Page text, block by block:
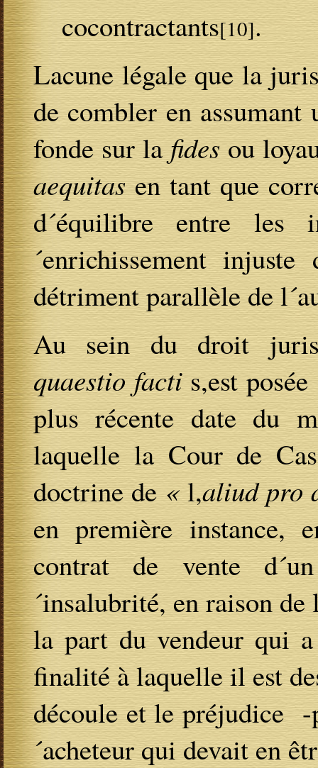
cocontractants[10].
Lacune légale que la
de combler en
fonde sur lafidesou
aequitasen tant que
d´équilibre entre
´enrichissement
détriment parallèle de
Au sein du droit
quaestio facti s,est
plus récente date du
laquelle la Cour de
doctrine de«l,aliud pro
en première instance,
contrat de vente
´insalubrité, en raison
la part du vendeur qui
finalité à laquelle il est
découle et le préjudice
´acheteur qui devait en